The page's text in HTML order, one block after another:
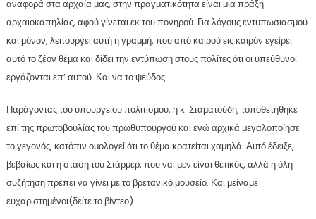
αναφορά στα αρχαία μας, στην πραγματικότητα είναι μια πράξη
αρχαιοκαπηλίας, αφού γίνεται εκ του πονηρού. Για λόγους εντυπωσιασμού
και μόνον, λειτουργεί αυτή η γραμμή, που από καιρού εις καιρόν εγείρει
αυτό το ζέον θέμα και δίδει την εντύπωση στους πολίτες ότι οι υπεύθυνοι
εργάζονται επ’ αυτού. Και να το ψεύδος.
Παράγοντας του υπουργείου πολιτισμού, η κ. Σταματούδη, τοποθετήθηκε
επί της πρωτοβουλίας του πρωθυπουργού και ενώ αρχικά μεγαλοποίησε
το γεγονός, κατόπιν ομολογεί ότι το θέμα κρατείται χαμηλά. Αυτό έδειξε,
βεβαίως και η στάση του Στάρμερ, που ναι μεν είναι θετικός, αλλά η όλη
συζήτηση πρέπει να γίνει με το βρετανικό μουσείο. Και μείναμε
ευχαριστημένοι(δείτε το βίντεο).